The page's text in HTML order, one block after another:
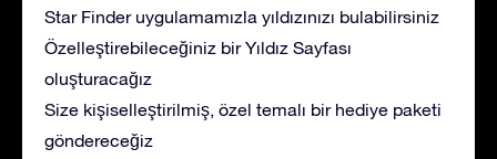
Star Finder uygulamamızla yıldızınızı bulabilirsiniz
Özelleştirebileceğiniz bir Yıldız Sayfası
oluşturacağız
Size kişiselleştirilmiş, özel temalı bir hediye paketi
göndereceğiz